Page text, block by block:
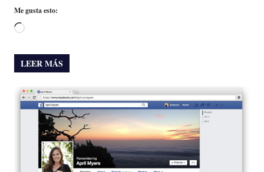
Me gusta esto:
Cargando...
LEER MÁS